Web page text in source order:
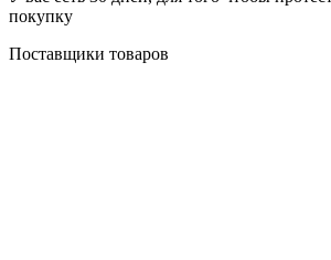
покупку
Поставщики товаров